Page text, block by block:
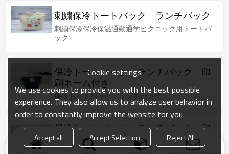
刺繍保冷トートバック ランチバック
刺繍保冷保冷保温通勤通学ピクニック用トートバ
ック
保冷トートバック ランチバック 印
刷ネーム付き
保冷トートバック ランチバック
保冷トートバック ランチバック 印
刷ネーム付き
Cookie settings
We use cookies to provide you with the best possible
experience. They also allow us to analyze user behavior in
order to constantly improve the website for you.
Accept all Accept Selection
Reject All